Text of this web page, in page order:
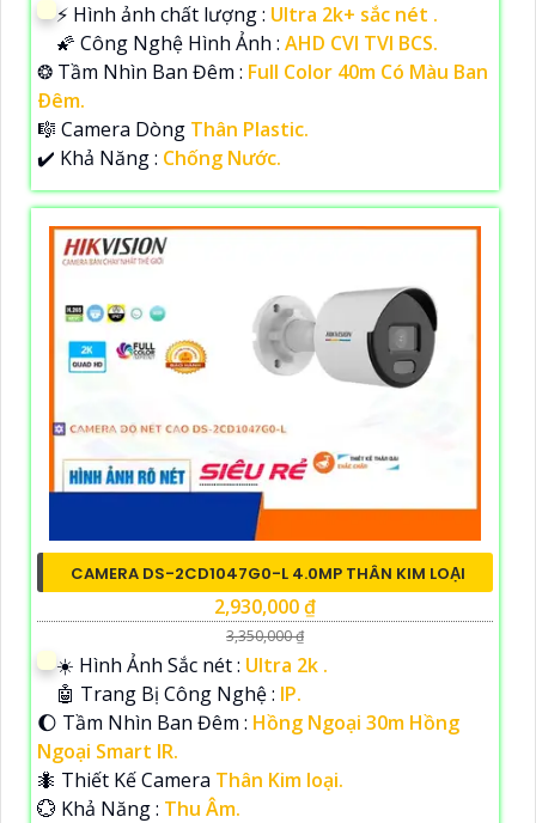
️⚡ Hình ảnh chất lượng : Ultra 2k+ sắc nét .
🌠 Công Nghệ Hình Ảnh : AHD CVI TVI BCS.
❂ Tầm Nhìn Ban Đêm : Full Color 40m Có Màu Ban
Ðêm.
🎼️ Camera Dòng Thân Plastic.
️✔️ Khả Năng : Chống Nước.
CAMERA DS-2CD1047G0-L 4.0MP THÂN KIM LOẠI
2,930,000 ₫
3,350,000 ₫
☀️ Hình Ảnh Sắc nét : Ultra 2k .
🤖️ Trang Bị Công Nghệ : IP.
🌔 Tầm Nhìn Ban Đêm : Hồng Ngoại 30m Hồng
Ngoại Smart IR.
🐜 Thiết Kế Camera Thân Kim loại.
️💮 Khả Năng : Thu Âm.